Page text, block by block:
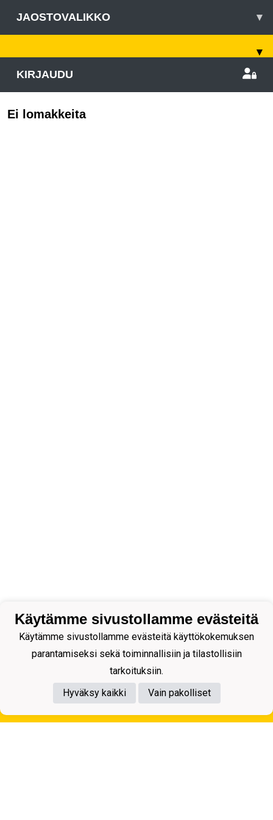
JAOSTOVALIKKO ▾
▾
KIRJAUDU
Ei lomakkeita
Tietosuojaseloste
Käytämme sivustollamme evästeitä
Käytämme sivustollamme evästeitä käyttökokemuksen
parantamiseksi sekä toiminnallisiin ja tilastollisiin
tarkoituksiin.
Hyväksy kaikki
Vain pakolliset